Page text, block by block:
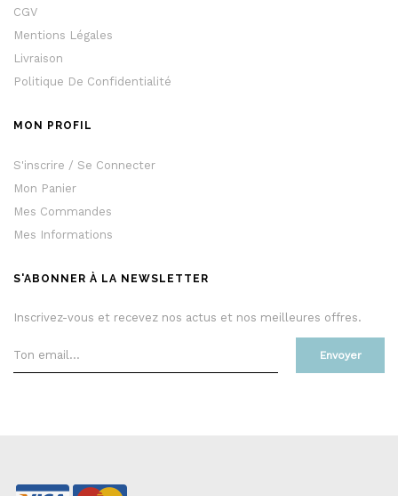
CGV
Mentions Légales
Livraison
Politique De Confidentialité
MON PROFIL
S'inscrire / Se Connecter
Mon Panier
Mes Commandes
Mes Informations
S'ABONNER À LA NEWSLETTER
Inscrivez-vous et recevez nos actus et nos meilleures offres.
Envoyer